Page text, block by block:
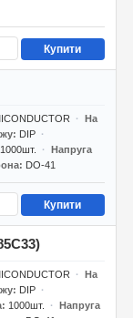
Купити
На
DIP
1000шт.
Напруга
DO-41
Купити
На
DIP
1000шт.
Напруга